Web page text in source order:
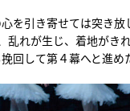
を引き寄せては突き
れが生じ、着地がき
回して第４幕へと進め